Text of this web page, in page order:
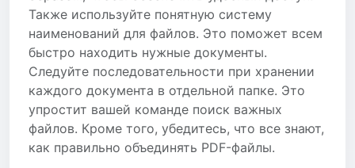
Также используйте понятную систему
наименований для файлов. Это поможет всем
быстро находить нужные документы.
Следуйте последовательности при хранении
каждого документа в отдельной папке. Это
упростит вашей команде поиск важных
файлов. Кроме того, убедитесь, что все знают,
как правильно объединять PDF-файлы.